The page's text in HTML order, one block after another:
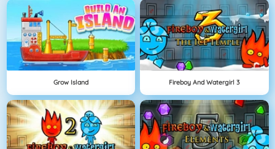
Grow Island Fireboy And Watergirl 3